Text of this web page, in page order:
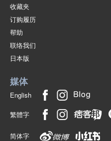
收藏夹
订购履历
帮助
联络我们
日本版
媒体
English
繁體字
简体字